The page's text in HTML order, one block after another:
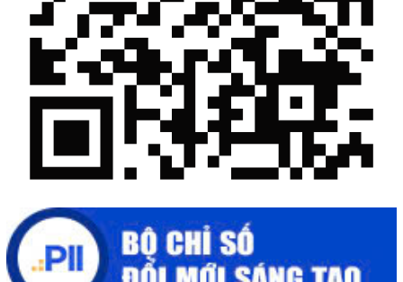
Quảng bá hình ảnh Đắk Lắk đến bạn bè trong nước và quốc tế
phẩm OCOP năm 2025
Kịch bản tăng trưởng kinh tế năm 2025: Khơi thông mọi nguồn
Đắk Lắk xây dựng kịch bản tăng trưởng kinh tế - xã hội năm
Cuộc thi trực tuyến tìm hiểu “50 năm Chiến thắng Buôn Ma
Thuột, giải phóng tỉnh Đắk Lắk (10/3/1975 - 10/3/2025)"